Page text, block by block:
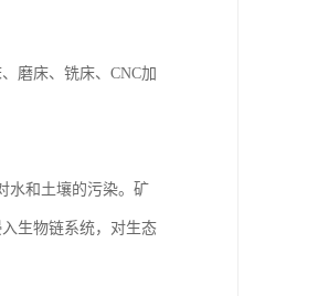
磨床、铣床、CNC加
水和土壤的污染。矿
生物链系统，对生态